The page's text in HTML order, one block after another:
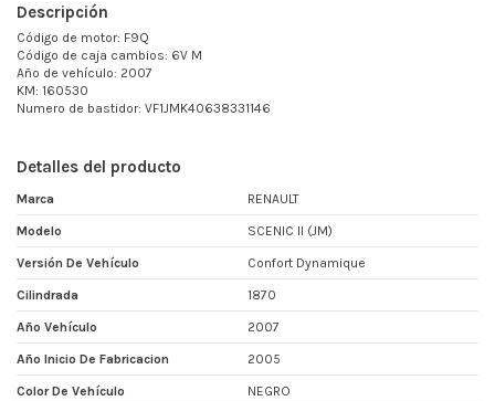
Descripción
Código de motor: F9Q
Código de caja cambios: 6V M
Año de vehículo: 2007
KM: 160530
Numero de bastidor: VF1JMK40638331146
Detalles del producto
Marca RENAULT
Modelo SCENIC II (JM)
Versión De Vehículo Confort Dynamique
Cilindrada 1870
Año Vehículo 2007
Año Inicio De Fabricacion 2005
Color De Vehículo NEGRO